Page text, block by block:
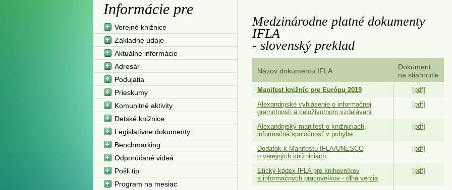
Medzinárodne platné dokumenty
IFLA
- slovenský preklad
Názov dokumentu IFLA
Dokument
na stiahnutie
Manifest knižníc pre Európu 2019
[pdf]
Alexandrijské vyhlásenie o informačnej
gramotnosti a celoživotnom vzdelávaní
[pdf]
Alexandrijský manifest o knižniciach,
informačná spoločnosť v pohybe
[pdf]
Dodatok k Manifestu IFLA/UNESCO
o verejných knižniciach
[pdf]
Etický kódex IFLA pre knihovníkov
a informačných pracovníkov - dlhá verzia
[pdf]
Informácie pre
Verejné knižnice
Základné údaje
Aktuálne informácie
Adresár
Podujatia
Prieskumy
Komunitné aktivity
Detské knižnice
Legislatívne dokumenty
Benchmarking
Odporúčané videá
Pošli tip
Program na mesiac